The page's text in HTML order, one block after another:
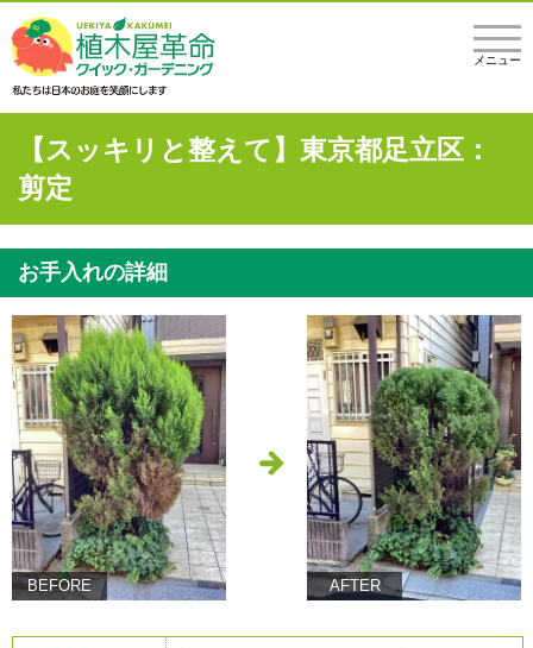
メニュー
【スッキリと整えて】東京都足立区：
剪定
お手入れの詳細
BEFORE AFTER